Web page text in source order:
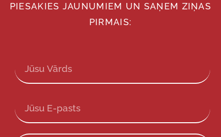
PIESAKIES JAUNUMIEM UN SAŅEM ZIŅAS
PIRMAIS: